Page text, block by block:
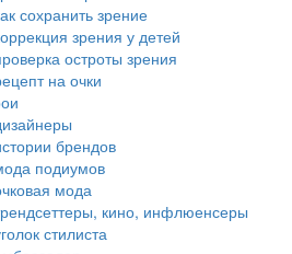
сохранить зрение
зрения у детей
остроты зрения
на очки
брендов
подиумов
мода
кино, инфлюенсеры
стилиста